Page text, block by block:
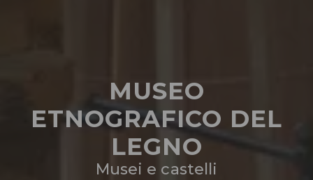
MUSEO
ETNOGRAFICO DEL
LEGNO
Musei e castelli